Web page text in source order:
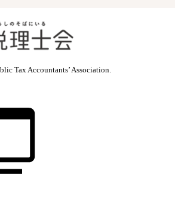
Tax Accountants’ Association.